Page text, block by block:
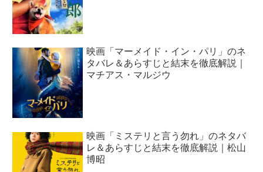
映画「マーメイド・イン・パリ」のネ
タバレ＆あらすじと結末を徹底解説｜
マチアス・マルジウ
映画「ミステリと言う勿れ」のネタバ
レ＆あらすじと結末を徹底解説｜松山
博昭